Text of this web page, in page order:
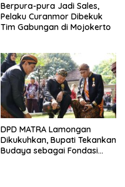
Berpura-pura Jadi Sales,
Pelaku Curanmor Dibekuk
Tim Gabungan di Mojokerto
DPD MATRA Lamongan
Dikukuhkan, Bupati Tekankan
Budaya sebagai Fondasi